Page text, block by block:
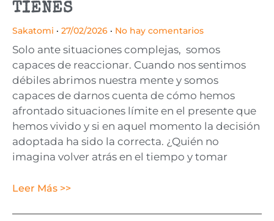
TIENES
Sakatomi 27/02/2026 No hay comentarios
Solo ante situaciones complejas, somos
capaces de reaccionar. Cuando nos sentimos
débiles abrimos nuestra mente y somos
capaces de darnos cuenta de cómo hemos
afrontado situaciones límite en el presente que
hemos vivido y si en aquel momento la decisión
adoptada ha sido la correcta. ¿Quién no
imagina volver atrás en el tiempo y tomar
Leer Más >>